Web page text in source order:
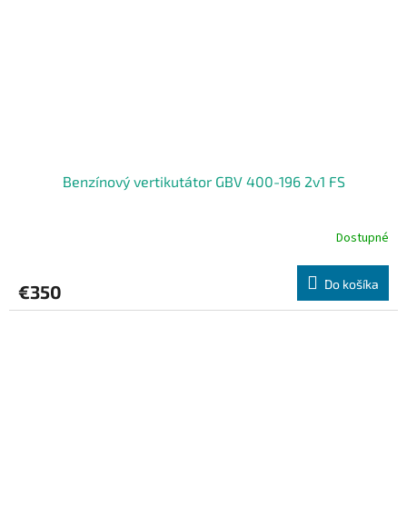
Benzínový vertikutátor GBV 400-196 2v1 FS
Dostupné
€350 Do košíka